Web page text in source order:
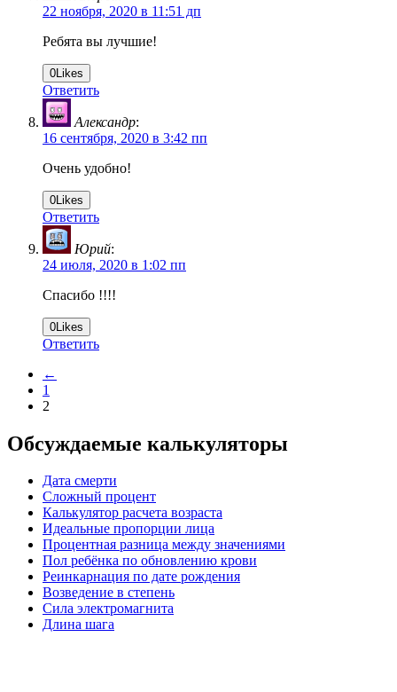
22 ноября, 2020 в 11:51 дп
Ребята вы лучшие!
0Likes
Ответить
Александр:
16 сентября, 2020 в 3:42 пп
Очень удобно!
0Likes
Ответить
Юрий:
24 июля, 2020 в 1:02 пп
Спасибо !!!!
0Likes
Ответить
←
1
2
Обсуждаемые калькуляторы
Дата смерти
Сложный процент
Калькулятор расчета возраста
Идеальные пропорции лица
Процентная разница между значениями
Пол ребёнка по обновлению крови
Реинкарнация по дате рождения
Возведение в степень
Сила электромагнита
Длина шага